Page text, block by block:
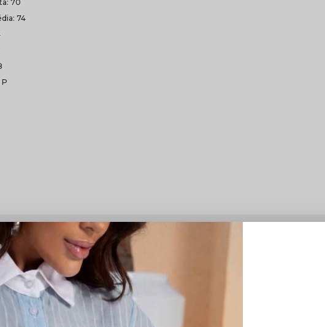
70
74
para composições modernas, sofisticadas e elegantes. A peça possui alças
ao corpo. O design bicolor traz blusa branca com delicados detalhes em rosa e
ainda com passante fino branco na altura da cintura e acompanha cinto no
valorizando a silhueta.